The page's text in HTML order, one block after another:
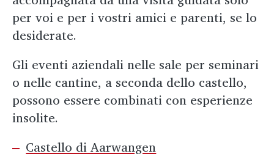
per voi e per i vostri amici e parenti, se lo
desiderate.
Gli eventi aziendali nelle sale per seminari
o nelle cantine, a seconda dello castello,
possono essere combinati con esperienze
insolite.
Castello di Aarwangen